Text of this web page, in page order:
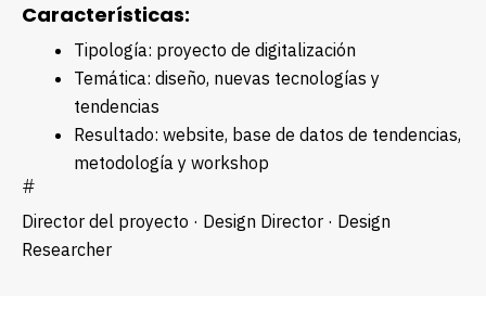
Características:
Tipología: proyecto de digitalización
Temática: diseño, nuevas tecnologías y
tendencias
Resultado: website, base de datos de tendencias,
metodología y workshop
#
Director del proyecto · Design Director · Design
Researcher